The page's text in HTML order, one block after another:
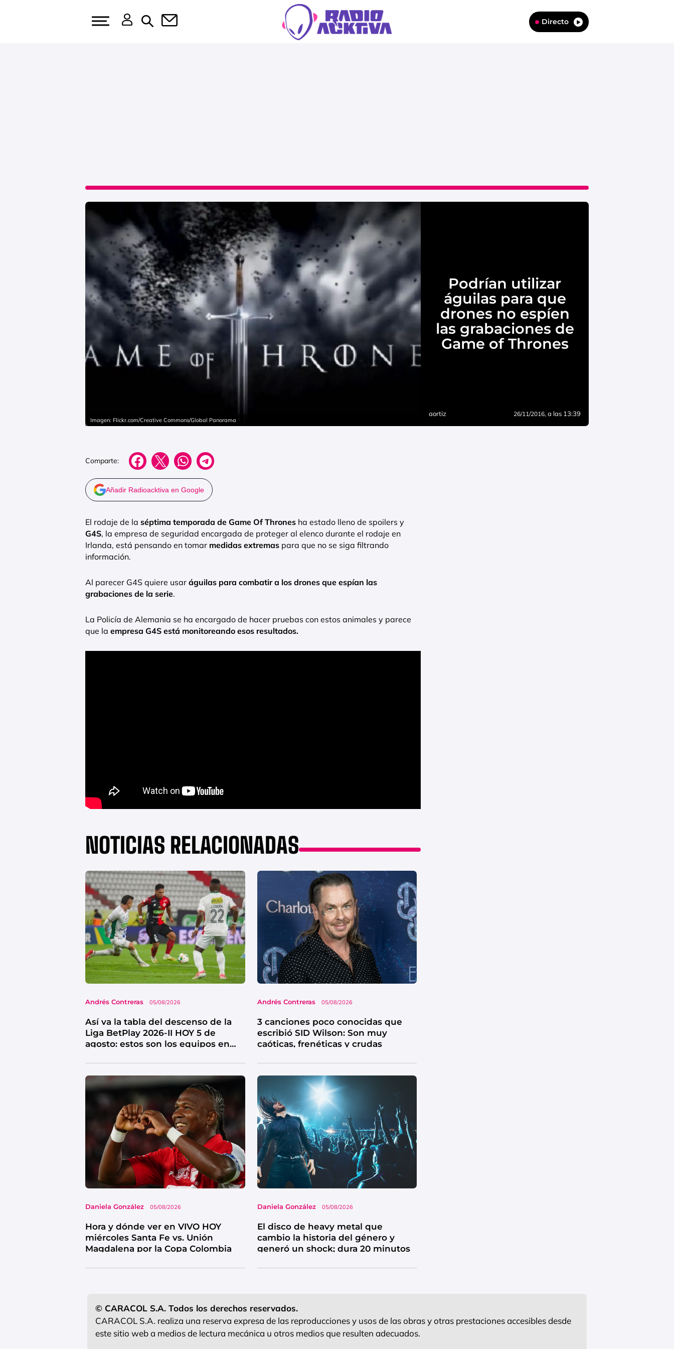
Directo
Imagen: Flickr.com/Creative Commons/Global Panorama
Podrían utilizar
águilas para que
drones no espíen
las grabaciones de
Game of Thrones
aortiz 26/11/2016, a las 13:39
Comparte:
Añadir Radioacktiva en Google
El rodaje de la séptima temporada de Game Of Thrones ha estado lleno de spoilers y
G4S, la empresa de seguridad encargada de proteger al elenco durante el rodaje en
Irlanda, está pensando en tomar medidas extremas para que no se siga filtrando
información.
Al parecer G4S quiere usar águilas para combatir a los drones que espían las
grabaciones de la serie.
La Policía de Alemania se ha encargado de hacer pruebas con estos animales y parece
que la empresa G4S está monitoreando esos resultados.
NOTICIAS RELACIONADAS
Andrés Contreras 05/08/2026
Así va la tabla del descenso de la
Liga BetPlay 2026-II HOY 5 de
agosto: estos son los equipos en
Andrés Contreras 05/08/2026
3 canciones poco conocidas que
escribió SID Wilson: Son muy
caóticas, frenéticas y crudas
Daniela González 05/08/2026
Hora y dónde ver en VIVO HOY
miércoles Santa Fe vs. Unión
Magdalena por la Copa Colombia
Daniela González 05/08/2026
El disco de heavy metal que
cambio la historia del género y
generó un shock; dura 20 minutos
© CARACOL S.A. Todos los derechos reservados.
CARACOL S.A. realiza una reserva expresa de las reproducciones y usos de las obras y otras prestaciones accesibles desde
este sitio web a medios de lectura mecánica u otros medios que resulten adecuados.